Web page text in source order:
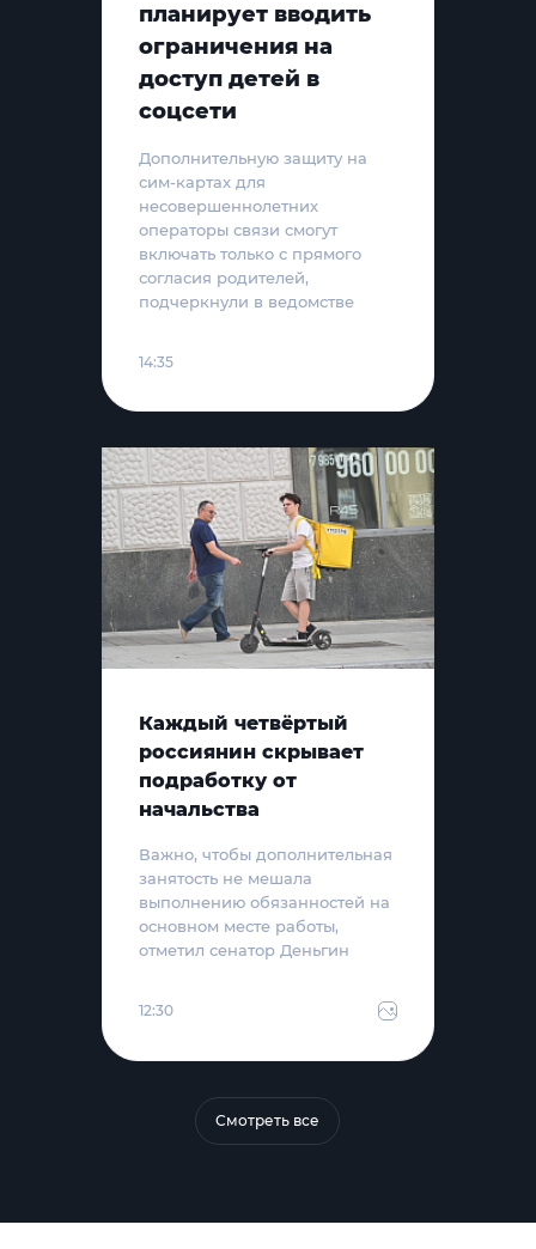
планирует вводить
ограничения на
доступ детей в
соцсети
Дополнительную защиту на
сим-картах для
несовершеннолетних
операторы связи смогут
включать только с прямого
согласия родителей,
подчеркнули в ведомстве
14:35
Каждый четвёртый
россиянин скрывает
подработку от
начальства
Важно, чтобы дополнительная
занятость не мешала
выполнению обязанностей на
основном месте работы,
отметил сенатор Деньгин
12:30
Смотреть все